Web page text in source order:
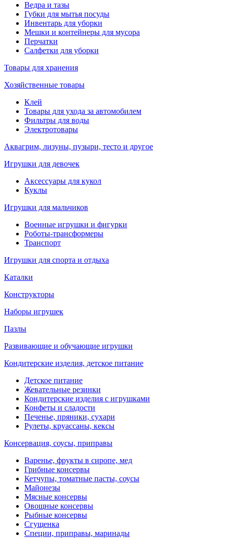
Ведра и тазы
Губки для мытья посуды
Инвентарь для уборки
Мешки и контейнеры для мусора
Перчатки
Салфетки для уборки
Товары для хранения
Хозяйственные товары
Клей
Товары для ухода за автомобилем
Фильтры для воды
Электротовары
Аквагрим, лизуны, пузыри, тесто и другое
Игрушки для девочек
Аксессуары для кукол
Куклы
Игрушки для мальчиков
Военные игрушки и фигурки
Роботы-трансформеры
Транспорт
Игрушки для спорта и отдыха
Каталки
Конструкторы
Наборы игрушек
Пазлы
Развивающие и обучающие игрушки
Кондитерские изделия, детское питание
Детское питание
Жевательные резинки
Кондитерские изделия с игрушками
Конфеты и сладости
Печенье, пряники, сухари
Рулеты, круассаны, кексы
Консервация, соусы, приправы
Варенье, фрукты в сиропе, мед
Грибные консервы
Кетчупы, томатные пасты, соусы
Майонезы
Мясные консервы
Овощные консервы
Рыбные консервы
Сгущенка
Специи, приправы, маринады